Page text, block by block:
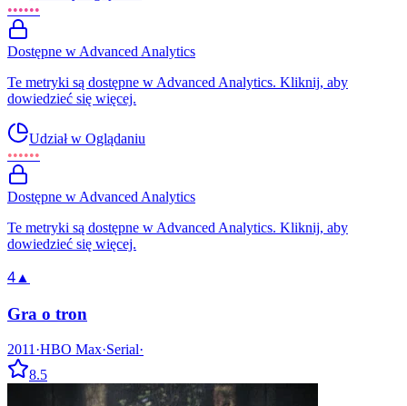
••••••
Dostępne w Advanced Analytics
Te metryki są dostępne w Advanced Analytics. Kliknij, aby
dowiedzieć się więcej.
Udział w Oglądaniu
••••••
Dostępne w Advanced Analytics
Te metryki są dostępne w Advanced Analytics. Kliknij, aby
dowiedzieć się więcej.
4 ▲
Gra o tron
2011 ·HBO Max·Serial·
8.5